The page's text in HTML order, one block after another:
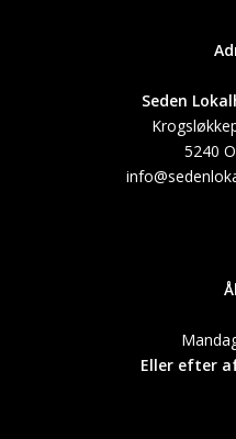
Seden
5240
Eller efter